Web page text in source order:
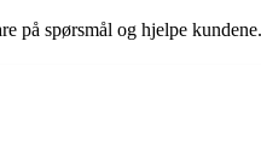
på spørsmål og hjelpe kundene.